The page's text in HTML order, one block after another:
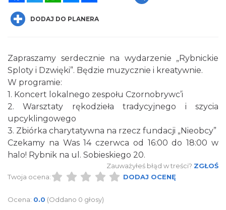
Spotkanie miłośników numizmatów
Rybnik
2026-08-08
0.00 km
Wakacyjne Warsztaty Malarskie "Rybnik -
DODAJ DO PLANERA
Zapraszamy serdecznie na wydarzenie „Rybnickie
Sploty i Dzwięki”. Będzie muzycznie i kreatywnie.
W programie:
1. Koncert lokalnego zespołu Czornobrywc’i
2. Warsztaty rękodzieła tradycyjnego i szycia
upcyklingowego
3. Zbiórka charytatywna na rzecz fundacji „Nieobcy”
Czekamy na Was 14 czerwca od 16:00 do 18:00 w
halo! Rybnik na ul. Sobieskiego 20.
Zauważyłeś błąd w treści? ZGŁOŚ
Twoja ocena:
DODAJ OCENĘ
Ocena: 0.0 (Oddano 0 głosy)